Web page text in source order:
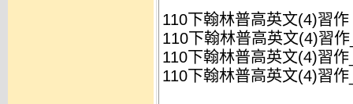
110下翰林普高英文(4)習作
110下翰林普高英文(4)習
110下翰林普高英文(4)習
110下翰林普高英文(4)習